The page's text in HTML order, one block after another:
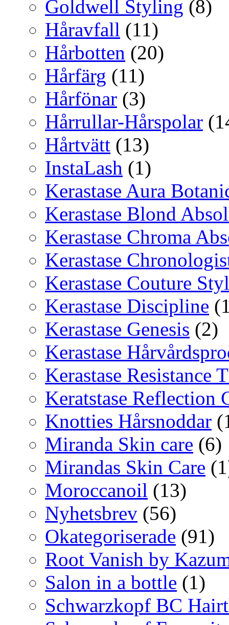
Goldwell Styling (8)
Håravfall (11)
Hårbotten (20)
Hårfärg (11)
Hårfönar (3)
Hårrullar-Hårspolar
Hårtvätt (13)
InstaLash (1)
Kerastase Aura
Kerastase Blond
Kerastase Chroma
Kerastase
Kerastase Couture
Kerastase Discipline
Kerastase Genesis (2)
Kerastase
Kerastase Resistance
Keratstase Reflection
Knotties Hårsnoddar
Miranda Skin care (6)
Mirandas Skin Care
Moroccanoil (13)
Nyhetsbrev (56)
Okategoriserade (91)
Root Vanish by
Salon in a bottle (1)
Schwarzkopf BC